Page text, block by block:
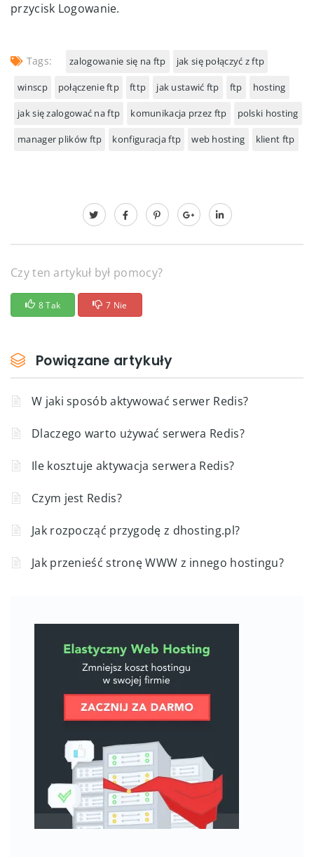
przycisk Logowanie.
Tags: zalogowanie się na ftp jak się połączyć z ftp
winscp połączenie ftp fttp jak ustawić ftp ftp hosting
jak się zalogować na ftp komunikacja przez ftp polski hosting
manager plików ftp konfiguracja ftp web hosting klient ftp
Czy ten artykuł był pomocy?
8 Tak 7 Nie
Powiązane artykuły
W jaki sposób aktywować serwer Redis?
Dlaczego warto używać serwera Redis?
Ile kosztuje aktywacja serwera Redis?
Czym jest Redis?
Jak rozpocząć przygodę z dhosting.pl?
Jak przenieść stronę WWW z innego hostingu?